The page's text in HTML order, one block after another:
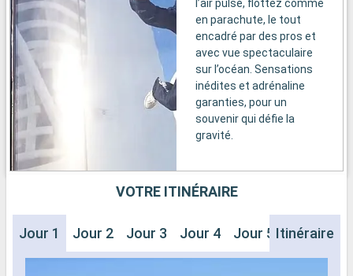
l’air pulsé, flottez comme
en parachute, le tout
encadré par des pros et
avec vue spectaculaire
sur l’océan. Sensations
inédites et adrénaline
garanties, pour un
souvenir qui défie la
gravité.
VOTRE ITINÉRAIRE
Jour 1 Jour 2 Jour 3 Jour 4 Jour 5 Jour 6
Itinéraire